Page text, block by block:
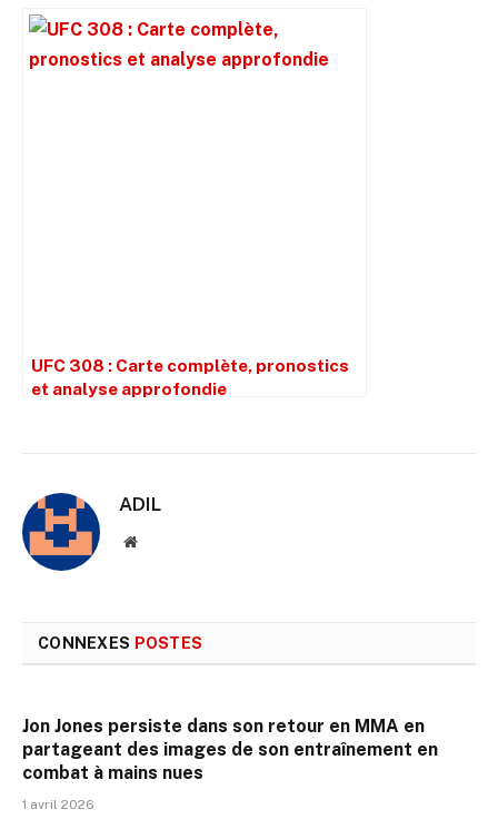
approfondie
UFC 308 : Carte complète, pronostics
et analyse approfondie
ADIL
Site
CONNEXES POSTES
Jon Jones persiste dans son retour en MMA en
partageant des images de son entraînement en
combat à mains nues
1 avril 2026